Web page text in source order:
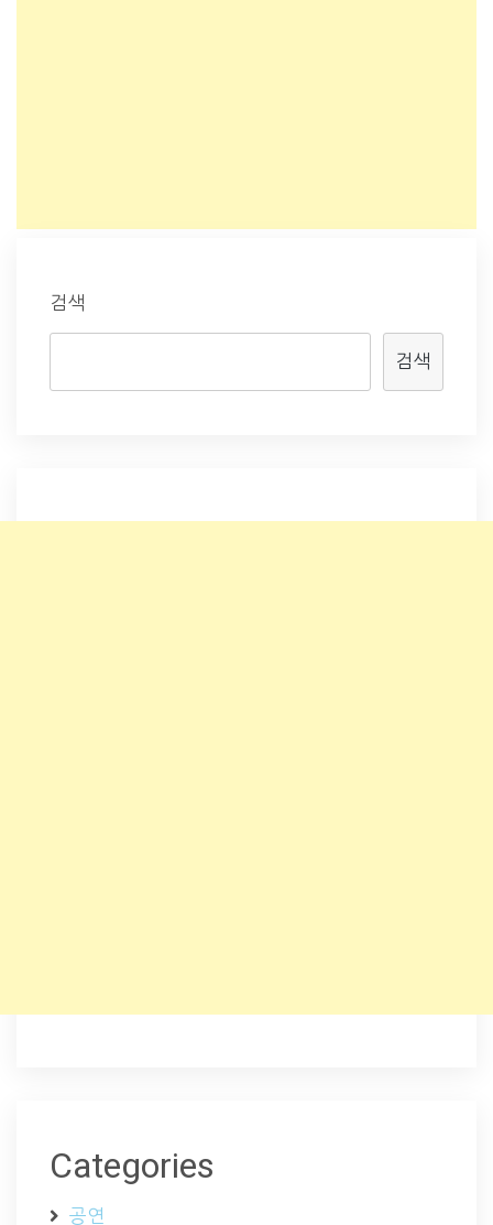
검색
검색
Categories
공연